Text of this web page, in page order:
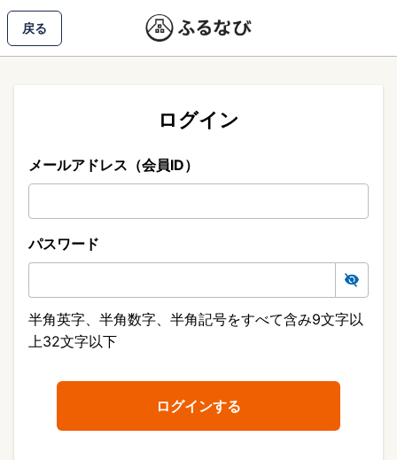
戻る
ログイン
メールアドレス（会員ID）
パスワード
半角英字、半角数字、半角記号をすべて含み9文字以
上32文字以下